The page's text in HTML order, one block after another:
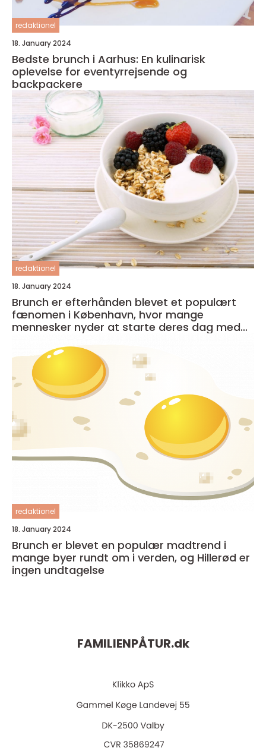
redaktionel
18. January 2024
Bedste brunch i Aarhus: En kulinarisk
oplevelse for eventyrrejsende og
backpackere
redaktionel
18. January 2024
Brunch er efterhånden blevet et populært
fænomen i København, hvor mange
mennesker nyder at starte deres dag med
redaktionel
18. January 2024
Brunch er blevet en populær madtrend i
mange byer rundt om i verden, og Hillerød er
ingen undtagelse
FAMILIENPÅTUR.dk